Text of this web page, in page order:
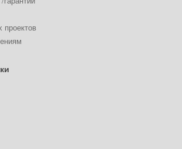
проектов